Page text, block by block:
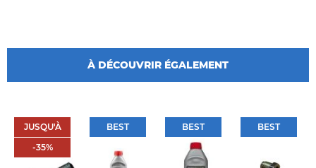
À DÉCOUVRIR ÉGALEMENT
JUSQU'À
35%
JUSQU'À
-35%
BEST
BEST BEST
BEST BEST
BEST